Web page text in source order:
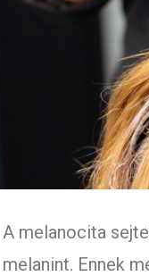
A melanocita
melanint. Ennek